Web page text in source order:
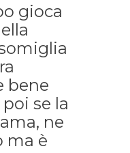
gioca
bene
se la
ne
ma è